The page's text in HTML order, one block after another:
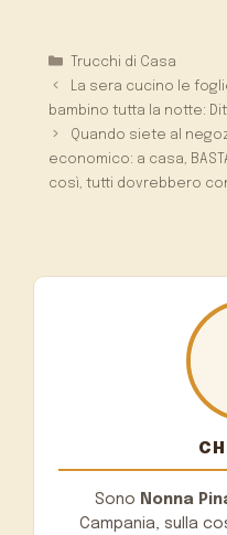
Categorie
Trucchi di Casa
La sera cucino le
bambino tutta la notte:
Quando siete al
economico: a casa,
così, tutti dovrebbero
Sono Nonna
Campania, sulla